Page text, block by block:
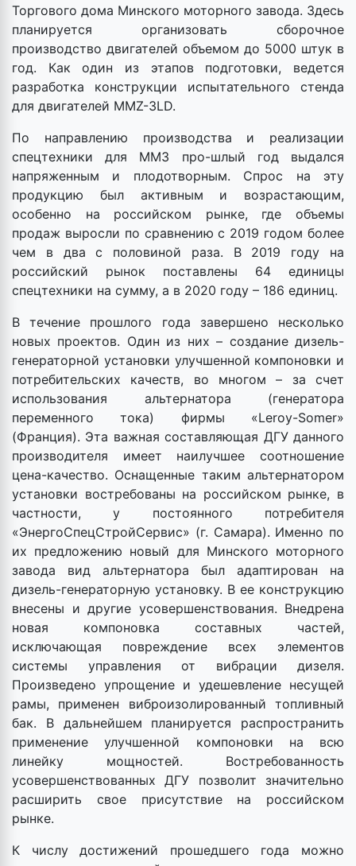
Торгового дома Минского моторного завода. Здесь
планируется организовать сборочное
производство двигателей объемом до 5000 штук в
год. Как один из этапов подготовки, ведется
разработка конструкции испытательного стенда
для двигателей MMZ-3LD.
По направлению производства и реализации
спецтехники для ММЗ про-шлый год выдался
напряженным и плодотворным. Спрос на эту
продукцию был активным и возрастающим,
особенно на российском рынке, где объемы
продаж выросли по сравнению с 2019 годом более
чем в два с половиной раза. В 2019 году на
российский рынок поставлены 64 единицы
спецтехники на сумму, а в 2020 году – 186 единиц.
В течение прошлого года завершено несколько
новых проектов. Один из них – создание дизель-
генераторной установки улучшенной компоновки и
потребительских качеств, во многом – за счет
использования альтернатора (генератора
переменного тока) фирмы «Leroy-Somer»
(Франция). Эта важная составляющая ДГУ данного
производителя имеет наилучшее соотношение
цена-качество. Оснащенные таким альтернатором
установки востребованы на российском рынке, в
частности, у постоянного потребителя
«ЭнергоСпецСтройСервис» (г. Самара). Именно по
их предложению новый для Минского моторного
завода вид альтернатора был адаптирован на
дизель-генераторную установку. В ее конструкцию
внесены и другие усовершенствования. Внедрена
новая компоновка составных частей,
исключающая повреждение всех элементов
системы управления от вибрации дизеля.
Произведено упрощение и удешевление несущей
рамы, применен виброизолированный топливный
бак. В дальнейшем планируется распространить
применение улучшенной компоновки на всю
линейку мощностей. Востребованность
усовершенствованных ДГУ позволит значительно
расширить свое присутствие на российском
рынке.
К числу достижений прошедшего года можно